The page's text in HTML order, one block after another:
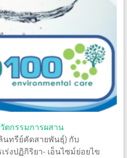
ตกรรมการผสาน
นทรีย์คัดสายพันธุ์) กับ
ร่งปฏิกิริยา- เอ็นไซม์ย่อยไข